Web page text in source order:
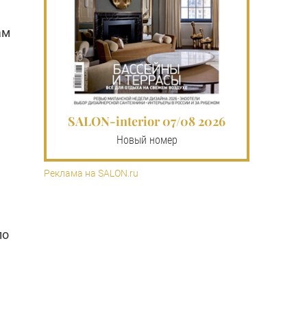
SALON-interior 07/08 2026
Новый номер
Реклама на SALON.ru